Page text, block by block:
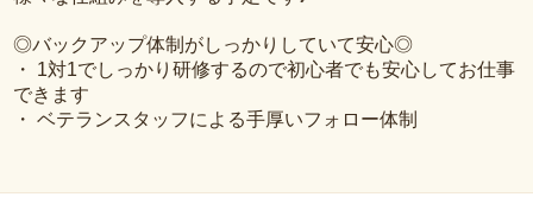
◎バックアップ体制がしっかりしていて安心◎
・ 1対1でしっかり研修するので初心者でも安心してお仕事
できます
・ ベテランスタッフによる手厚いフォロー体制